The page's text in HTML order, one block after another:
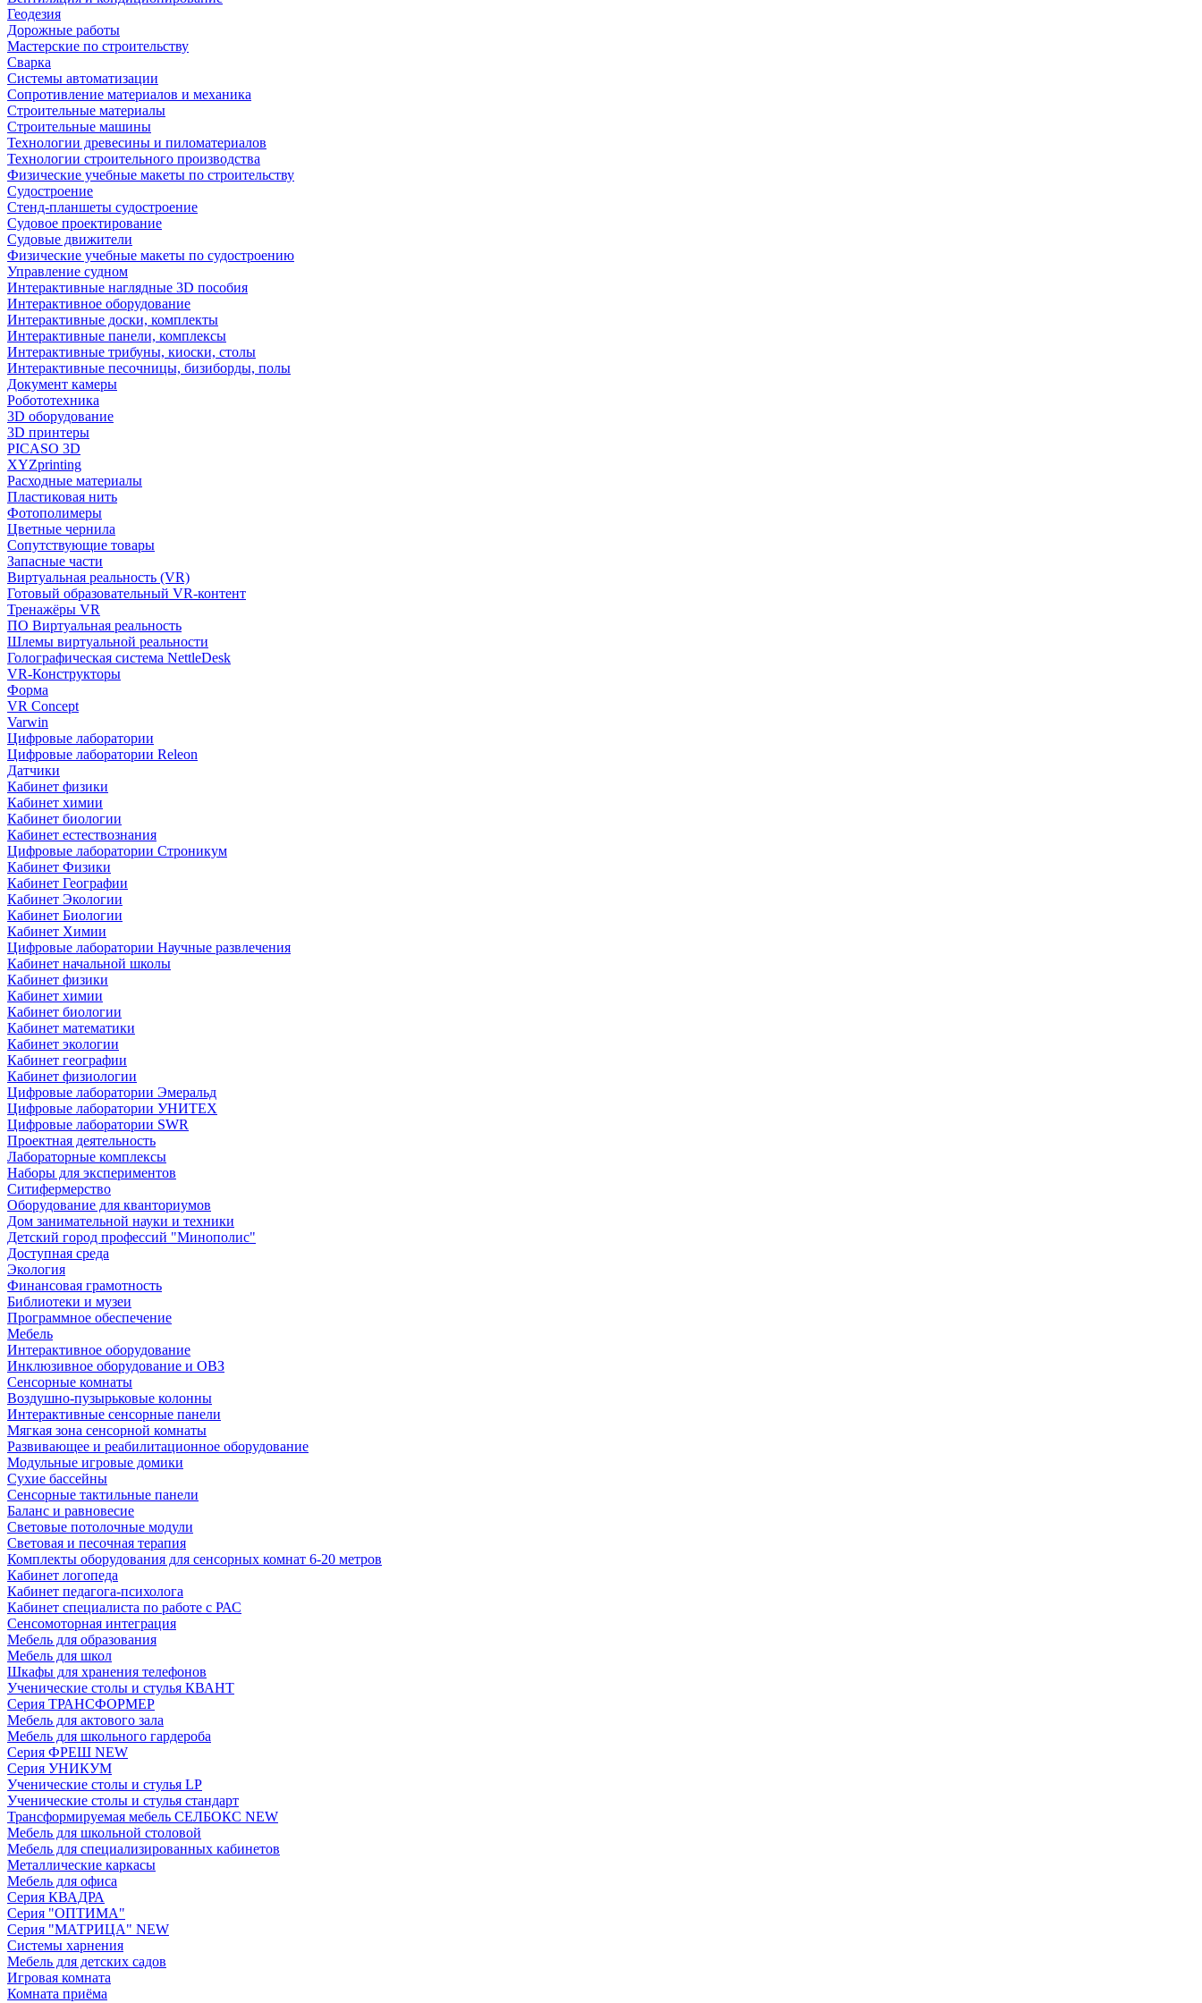
Геодезия
Дорожные работы
Мастерские по строительству
Сварка
Системы автоматизации
Сопротивление материалов и механика
Строительные материалы
Строительные машины
Технологии древесины и пиломатериалов
Технологии строительного производства
Физические учебные макеты по строительству
Судостроение
Стенд-планшеты судостроение
Судовое проектирование
Судовые движители
Физические учебные макеты по судостроению
Управление судном
Интерактивные наглядные 3D пособия
Интерактивное оборудование
Интерактивные доски, комплекты
Интерактивные панели, комплексы
Интерактивные трибуны, киоски, столы
Интерактивные песочницы, бизиборды, полы
Документ камеры
Робототехника
3D оборудование
3D принтеры
PICASO 3D
XYZprinting
Расходные материалы
Пластиковая нить
Фотополимеры
Цветные чернила
Сопутствующие товары
Запасные части
Виртуальная реальность (VR)
Готовый образовательный VR-контент
Тренажёры VR
ПО Виртуальная реальность
Шлемы виртуальной реальности
Голографическая система NettleDesk
VR-Конструкторы
Форма
VR Concept
Varwin
Цифровые лаборатории
Цифровые лаборатории Releon
Датчики
Кабинет физики
Кабинет химии
Кабинет биологии
Кабинет естествознания
Цифровые лаборатории Строникум
Кабинет Физики
Кабинет Географии
Кабинет Экологии
Кабинет Биологии
Кабинет Химии
Цифровые лаборатории Научные развлечения
Кабинет начальной школы
Кабинет физики
Кабинет химии
Кабинет биологии
Кабинет математики
Кабинет экологии
Кабинет географии
Кабинет физиологии
Цифровые лаборатории Эмеральд
Цифровые лаборатории УНИТЕХ
Цифровые лаборатории SWR
Проектная деятельность
Лабораторные комплексы
Наборы для экспериментов
Ситифермерство
Оборудование для кванториумов
Дом занимательной науки и техники
Детский город профессий "Минополис"
Доступная среда
Экология
Финансовая грамотность
Библиотеки и музеи
Программное обеспечение
Мебель
Интерактивное оборудование
Инклюзивное оборудование и ОВЗ
Cенсорные комнаты
Воздушно-пузырьковые колонны
Интерактивные сенсорные панели
Мягкая зона сенсорной комнаты
Развивающее и реабилитационное оборудование
Модульные игровые домики
Сухие бассейны
Сенсорные тактильные панели
Баланс и равновесие
Световые потолочные модули
Световая и песочная терапия
Комплекты оборудования для сенсорных комнат 6-20 метров
Кабинет логопеда
Кабинет педагога-психолога
Кабинет специалиста по работе с РАС
Сенсомоторная интеграция
Мебель для образования
Мебель для школ
Шкафы для хранения телефонов
Ученические столы и стулья КВАНТ
Серия ТРАНСФОРМЕР
Мебель для актового зала
Мебель для школьного гардероба
Серия ФРЕШ NEW
Серия УНИКУМ
Ученические столы и стулья LP
Ученические столы и стулья стандарт
Трансформируемая мебель СЕЛБОКС NEW
Мебель для школьной столовой
Мебель для специализированных кабинетов
Металлические каркасы
Мебель для офиса
Серия КВАДРА
Серия "ОПТИМА"
Серия "МАТРИЦА" NEW
Системы харнения
Мебель для детских садов
Игровая комната
Комната приёма